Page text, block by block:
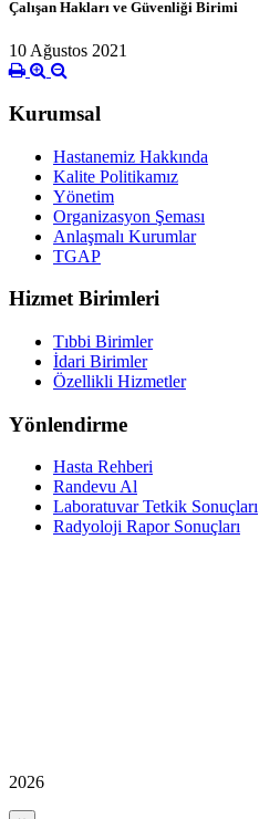
Çalışan Hakları ve Güvenliği Birimi
10 Ağustos 2021
Kurumsal
Hastanemiz Hakkında
Kalite Politikamız
Yönetim
Organizasyon Şeması
Anlaşmalı Kurumlar
TGAP
Hizmet Birimleri
Tıbbi Birimler
İdari Birimler
Özellikli Hizmetler
Yönlendirme
Hasta Rehberi
Randevu Al
Laboratuvar Tetkik Sonuçları
Radyoloji Rapor Sonuçları
2026